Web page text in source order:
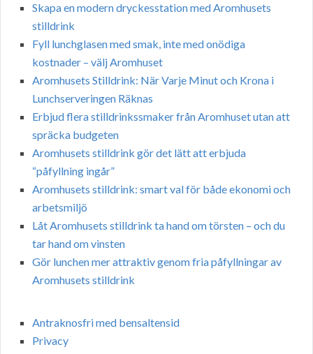
Skapa en modern dryckesstation med Aromhusets
stilldrink
Fyll lunchglasen med smak, inte med onödiga
kostnader – välj Aromhuset
Aromhusets Stilldrink: När Varje Minut och Krona i
Lunchserveringen Räknas
Erbjud flera stilldrinkssmaker från Aromhuset utan att
spräcka budgeten
Aromhusets stilldrink gör det lätt att erbjuda
“påfyllning ingår”
Aromhusets stilldrink: smart val för både ekonomi och
arbetsmiljö
Låt Aromhusets stilldrink ta hand om törsten – och du
tar hand om vinsten
Gör lunchen mer attraktiv genom fria påfyllningar av
Aromhusets stilldrink
Antraknosfri med bensaltensid
Privacy